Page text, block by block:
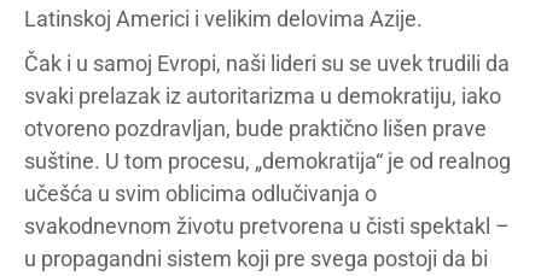
Latinskoj Americi i velikim delovima Azije.
Čak i u samoj Evropi, naši lideri su se uvek trudili da
svaki prelazak iz autoritarizma u demokratiju, iako
otvoreno pozdravljan, bude praktično lišen prave
suštine. U tom procesu, „demokratija“ je od realnog
učešća u svim oblicima odlučivanja o
svakodnevnom životu pretvorena u čisti spektakl –
u propagandni sistem koji pre svega postoji da bi